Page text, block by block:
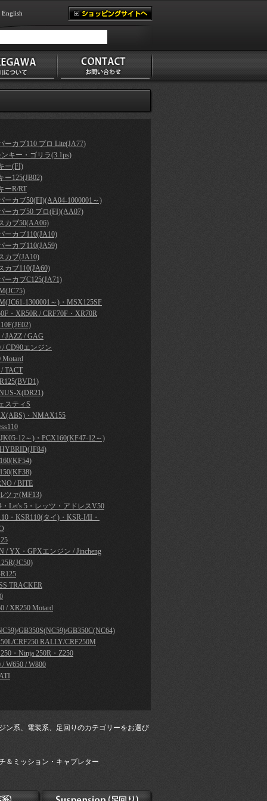
English
ーカブ110 プロ Lite(JA77)
キー・ゴリラ(3.1ps)
ー(FI)
ー125(JB02)
ーR/RT
ーカブ50(FI)(AA04-1000001～)
ーカブ50 プロ(FI)(AA07)
カブ50(AA06)
ーカブ110(JA10)
ーカブ110(JA59)
カブ(JA10)
カブ110(JA60)
ーカブC125(JA71)
1300001～)・MSX125SF
・XR50R / CRF70F・XR70R
/ JAZZ / GAG
/ CD90エンジン
Motard
TACT
X(DR21)
スティS
・NMAX155
12～)・PCX160(KF47-12～)
/ BITE
ツァ(MF13)
・Let's 5・レッツ・アドレスV50
・KSR110(タイ)・KSR-I/II・
/ YX・GPXエンジン / Jincheng
TRACKER
/ XR250 Motard
GB350S(NC59)/GB350C(NC64)
CRF250 RALLY/CRF250M
・Ninja 250R・Z250
/ W650 / W800
ン系、電装系、足回りのカテゴリーをお選び
ミッション・キャブレター